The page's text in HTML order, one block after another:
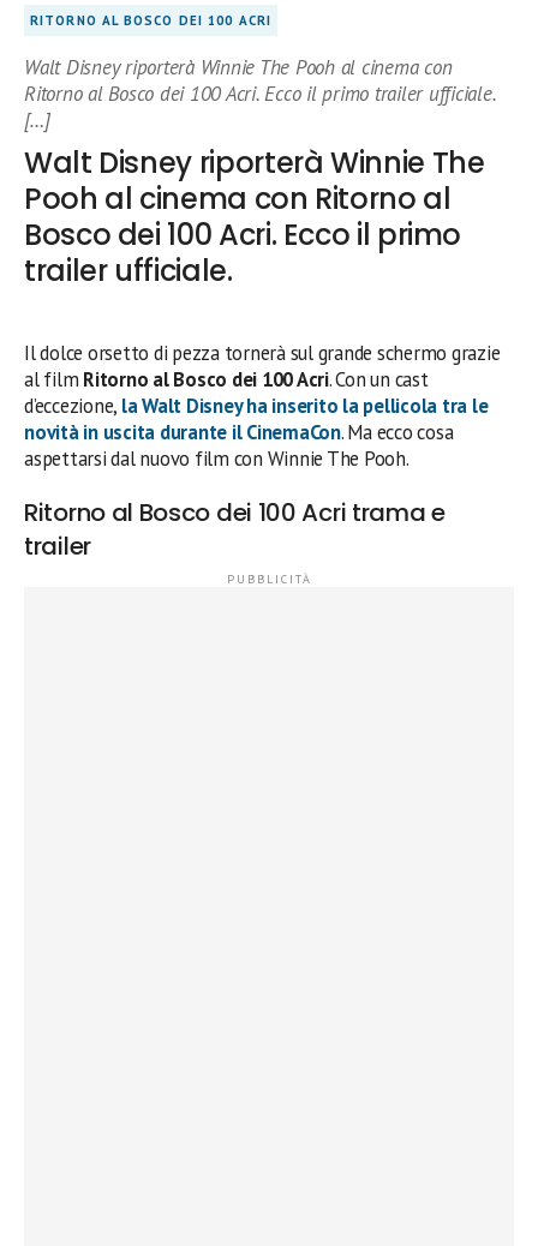
RITORNO AL BOSCO DEI 100 ACRI
Walt Disney riporterà Winnie The Pooh al cinema con
Ritorno al Bosco dei 100 Acri. Ecco il primo trailer ufficiale.
[…]
Walt Disney riporterà Winnie The
Pooh al cinema con Ritorno al
Bosco dei 100 Acri. Ecco il primo
trailer ufficiale.
Il dolce orsetto di pezza tornerà sul grande schermo grazie
al film Ritorno al Bosco dei 100 Acri. Con un cast
d’eccezione, la Walt Disney ha inserito la pellicola tra le
novità in uscita durante il CinemaCon. Ma ecco cosa
aspettarsi dal nuovo film con Winnie The Pooh.
Ritorno al Bosco dei 100 Acri trama e
trailer